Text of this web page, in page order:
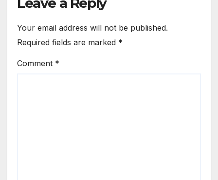
Your email address will not be published.
Required fields are marked *
Comment *